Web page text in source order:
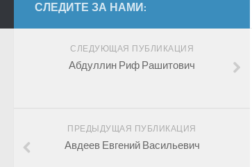
СЛЕДИТЕ ЗА НАМИ:
СЛЕДУЮЩАЯ ПУБЛИКАЦИЯ
Абдуллин Риф Рашитович
ПРЕДЫДУЩАЯ ПУБЛИКАЦИЯ
Авдеев Евгений Васильевич